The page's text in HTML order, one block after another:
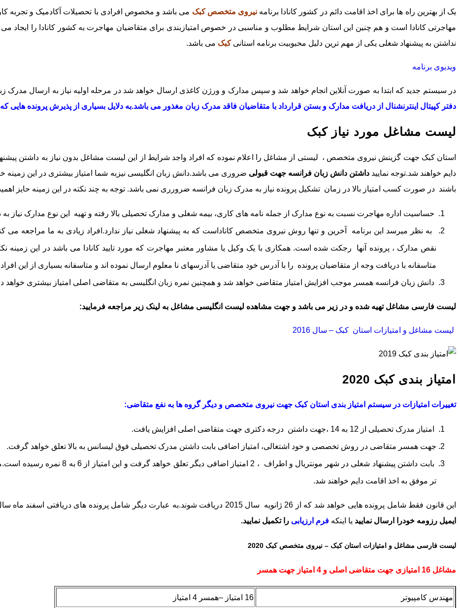
یک از بهترین راه ها برای اخذ اقامت دائم در کشور کانادا برنامهنیروی متخصص کبک می باشد و مخصوص افرادی با تحصیلات آکادمیک و تجربه
مهاجرتی کانادا است و هم چنین این استان شرایط مطلوب و مناسبی در خصوص امتیازبندی برای متقاضیان مهاجرت به کشور کانادا را ایجاد می
نداشتن به پیشنهاد شغلی یکی از مهم ترین دلیل محبوبیت برنامه استانیکبک می باشد.
ویدیوی برنامه
در سیستم جدید که ابتدا به صورت آنلاین انجام خواهد شد و سپس مدارک و ورژن کاغذی ارسال خواهد شد در مرحله اولیه نیاز به ارسال مدرک
دفتر کپیتال اینترنشنال از دریافت مدارک و بستن قرارداد با متقاضیان فاقد مدرک زبان مغذور می باشد.به دلایل بسیاری از پذیرش پرونده
لیست مشاغل مورد نیاز کبک
استان کبک جهت گزینش نیروی متخصص ، لیستی از مشاغل را اعلام نموده که افراد واجد شرایط از این لیست مشاغل بدون نیاز به داشتن
دایم خواهند شد.توجه نماییدداشتن دانش زبان فرانسه جهت قبولی ضروری می باشد.دانش زبان انگلیسی نیزبه شما امتیاز بیشتری در این زمینه
باشند در صورت کسب امتیاز بالا در زمان تشکیل پرونده نیاز به مدرک زبان فرانسه ضرورری نمی باشد. توجه به چند نکته در این زمینه حایز
حساسیت اداره مهاجرت نسبت به نوع مدارک از جمله نامه های کاری، بیمه شغلی و مدارک تحصیلی بالا رفته و تهیه این نوع مدارک نیاز
به نظر میرسد این برنامه آخرین و تنها روش نیروی متخصص کاناداست که به پیشنهاد شغلی نیاز ندارد.افراد زیادی به ما مراجعه می
نقص مدارک ، پرونده آنها رجکت شده است. همکاری با یک وکیل یا مشاور معتبر مهاجرت که مورد تایید کانادا می باشد در این زمینه
متاسفانه با دریافت وجه از متقاضیان پرونده را با آدرس خود متقاضی یا آدرسهای نا معلوم ارسال نموده اند و متاسفانه بسیاری از این
دانش زبان فرانسه همسر موجب افزایش امتیاز متقاضی خواهد شد و همچنین نمره زبان انگلیسی به متقاضی اصلی امتیاز بیشتری خواهد
لیست فارسی مشاغل تهیه شده و در زیر می باشد و جهت مشاهده لیست انگلیسی مشاغل به لینک زیر مراجعه فرمایید:
لیست مشاغل و امتیازات استان کبک – سال 2016
امتیاز بندی کبک 2020
تغییرات امتیازات در سیستم امتیاز بندی استان کبک جهت نیروی متخصص و دیگر گروه ها به نفع متقاضی:
امتیاز مدرک تحصیلی از 12 به 14 ،جهت داشتن درجه دکتری جهت متقاضی اصلی افزایش یافت.
جهت همسر متقاضی در روش تخصصی و خود اشتغالی، امتیاز اضافی بابت داشتن مدرک تحصیلی فوق لیسانس به بالا تعلق خواهد گرفت.
بابت داشتن پیشنهاد شغلی در شهر مونتریال
تر موفق به اخذ اقامت دایم خواهند شد.
این قانون فقط شامل پرونده هایی خواهد شد که از 26 ژانویه سال 2015 دریافت شوند.به عبارت دیگر شامل پرونده های دریافتی اسفند ماه سال 2015 نیز خواهد شد.جهت بررسی شرایط خود لطفا از
ایمیل رزومه خودرا ارسال نمایید یا اینکه فرم ارزیابی را تکمیل نمایید.
لیست فارسی مشاغل و امتیازات استان کبک – نیروی متخصص کبک 2020
مشاغل 16 امتیازی جهت متقاضی اصلی و 4 امتیاز جهت همسر
مهندس کامپیوتر 16 امتیاز –همسر 4 امتیاز